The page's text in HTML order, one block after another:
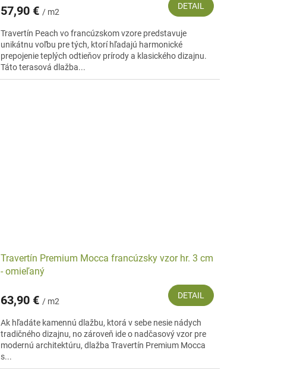
57,90 € / m2
DETAIL
Travertín Peach vo francúzskom vzore predstavuje
unikátnu voľbu pre tých, ktorí hľadajú harmonické
prepojenie teplých odtieňov prírody a klasického dizajnu.
Táto terasová dlažba...
Travertín Premium Mocca francúzsky vzor hr. 3 cm
- omieľaný
63,90 € / m2
DETAIL
Ak hľadáte kamennú dlažbu, ktorá v sebe nesie nádych
tradičného dizajnu, no zároveň ide o nadčasový vzor pre
modernú architektúru, dlažba Travertín Premium Mocca
s...